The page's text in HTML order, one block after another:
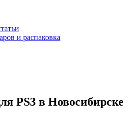
и распаковка
PS3 в Новосибирске